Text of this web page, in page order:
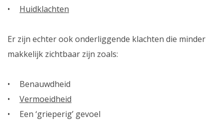
Huidklachten
Er zijn echter ook onderliggende klachten die minder
makkelijk zichtbaar zijn zoals:
Benauwdheid
Vermoeidheid
Een ‘grieperig’ gevoel